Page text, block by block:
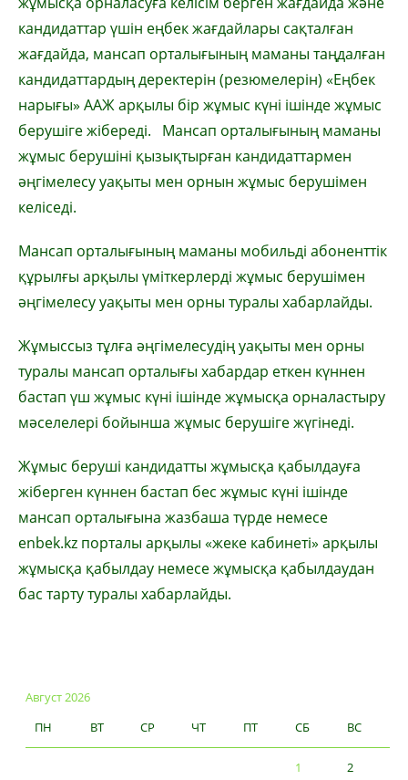
кандидаттар үшін еңбек жағдайлары сақталған
жағдайда, мансап орталығының маманы таңдалған
кандидаттардың деректерін (резюмелерін) «Еңбек
нарығы» ААЖ арқылы бір жұмыс күні ішінде жұмыс
берушіге жібереді. Мансап орталығының маманы
жұмыс берушіні қызықтырған кандидаттармен
әңгімелесу уақыты мен орнын жұмыс берушімен
келіседі.
Мансап орталығының маманы мобильді абоненттік
құрылғы арқылы үміткерлерді жұмыс берушімен
әңгімелесу уақыты мен орны туралы хабарлайды.
Жұмыссыз тұлға әңгімелесудің уақыты мен орны
туралы мансап орталығы хабардар еткен күннен
бастап үш жұмыс күні ішінде жұмысқа орналастыру
мәселелері бойынша жұмыс берушіге жүгінеді.
Жұмыс беруші кандидатты жұмысқа қабылдауға
жіберген күннен бастап бес жұмыс күні ішінде
мансап орталығына жазбаша түрде немесе
enbek.kz порталы арқылы «жеке кабинеті» арқылы
жұмысқа қабылдау немесе жұмысқа қабылдаудан
бас тарту туралы хабарлайды.
Август 2026
ПН
ВТ СР ЧТ ПТ СБ ВС
1 2